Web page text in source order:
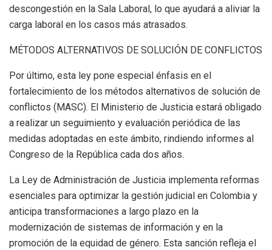
descongestión en la Sala Laboral, lo que ayudará a aliviar la
carga laboral en los casos más atrasados.
MÉTODOS ALTERNATIVOS DE SOLUCIÓN DE CONFLICTOS
Por último, esta ley pone especial énfasis en el
fortalecimiento de los métodos alternativos de solución de
conflictos (MASC). El Ministerio de Justicia estará obligado
a realizar un seguimiento y evaluación periódica de las
medidas adoptadas en este ámbito, rindiendo informes al
Congreso de la República cada dos años.
La Ley de Administración de Justicia implementa reformas
esenciales para optimizar la gestión judicial en Colombia y
anticipa transformaciones a largo plazo en la
modernización de sistemas de información y en la
promoción de la equidad de género. Esta sanción refleja el